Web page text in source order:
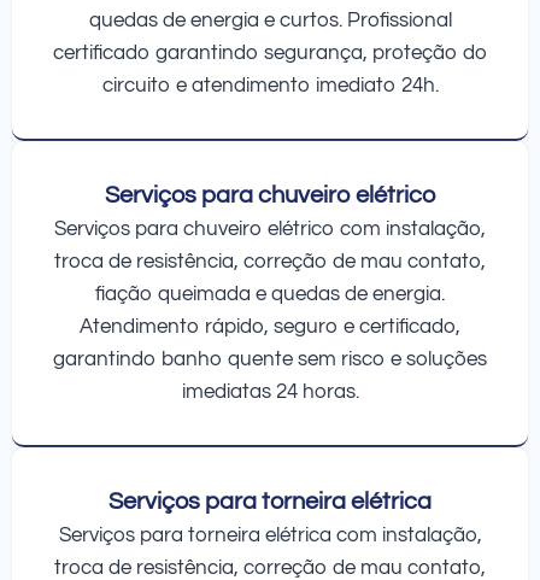
quedas de energia e curtos. Profissional
certificado garantindo segurança, proteção do
circuito e atendimento imediato 24h.
Serviços para chuveiro elétrico
Serviços para chuveiro elétrico com instalação,
troca de resistência, correção de mau contato,
fiação queimada e quedas de energia.
Atendimento rápido, seguro e certificado,
garantindo banho quente sem risco e soluções
imediatas 24 horas.
Serviços para torneira elétrica
Serviços para torneira elétrica com instalação,
troca de resistência, correção de mau contato,